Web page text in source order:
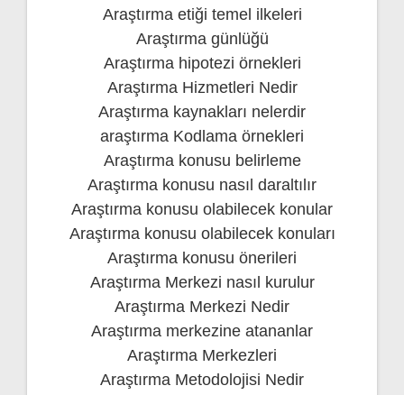
Araştırma etiği temel ilkeleri
Araştırma günlüğü
Araştırma hipotezi örnekleri
Araştırma Hizmetleri Nedir
Araştırma kaynakları nelerdir
araştırma Kodlama örnekleri
Araştırma konusu belirleme
Araştırma konusu nasıl daraltılır
Araştırma konusu olabilecek konular
Araştırma konusu olabilecek konuları
Araştırma konusu önerileri
Araştırma Merkezi nasıl kurulur
Araştırma Merkezi Nedir
Araştırma merkezine atananlar
Araştırma Merkezleri
Araştırma Metodolojisi Nedir